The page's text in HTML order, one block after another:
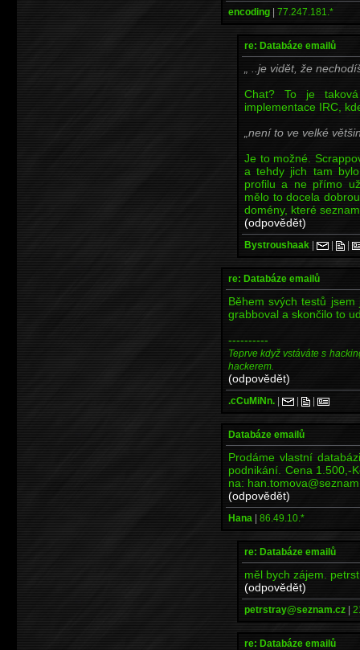
encoding | 77.247.181.*
re: Databáze emailů
..je vidět, že
Chat? To je
implementace IRC,
není to ve velké
Je to možné.
a tehdy jich tam
profilu a ne přímo
mělo to docela
domény, které
(odpovědět)
Bystroushaak | | |
re: Databáze emailů
Během svých testů
grabboval a skončilo to
----------
Teprve když vstáváte s
hackerem.
(odpovědět)
.cCuMiNn. | | |
Databáze emailů
Prodáme vlastní
podnikání. Cena 1.500,-
na:
(odpovědět)
Hana | 86.49.10.*
re: Databáze emailů
měl bych zájem.
(odpovědět)
petrstray@seznam.cz |
re: Databáze emailů